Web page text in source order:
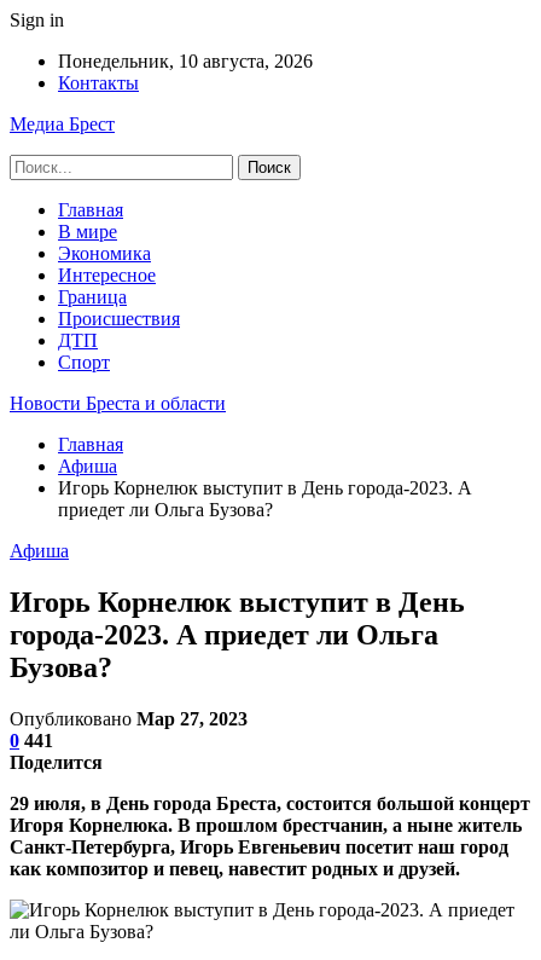
Sign in
Понедельник, 10 августа, 2026
Контакты
Медиа Брест
Главная
В мире
Экономика
Интересное
Граница
Происшествия
ДТП
Спорт
Новости Бреста и области
Главная
Афиша
Игорь Корнелюк выступит в День города-2023. А
приедет ли Ольга Бузова?
Афиша
Игорь Корнелюк выступит в День
города-2023. А приедет ли Ольга
Бузова?
Опубликовано Мар 27, 2023
0 441
Поделится
29 июля, в День города Бреста, состоится большой концерт
Игоря Корнелюка. В прошлом брестчанин, а ныне житель
Санкт-Петербурга, Игорь Евгеньевич посетит наш город
как композитор и певец, навестит родных и друзей.